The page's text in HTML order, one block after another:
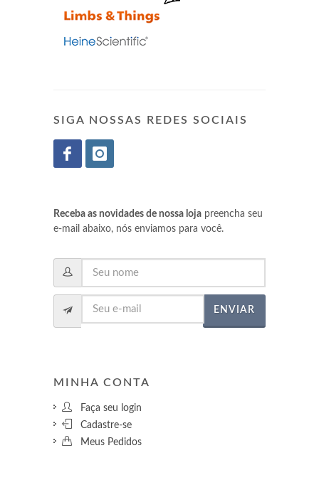
SIGA NOSSAS REDES SOCIAIS
Receba as novidades de nossa lojapreencha seu
e-mail abaixo, nós enviamos para você.
ENVIAR
MINHA CONTA
Faça seu login
Cadastre-se
Meus Pedidos